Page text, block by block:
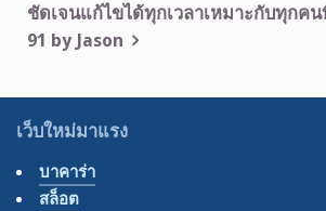
ชัดเจนแก้ไขได้ทุกเวลาเหมาะกับทุกคน
91 by Jason
เว็บใหม่มาแรง
บาคาร่า
สล็อต